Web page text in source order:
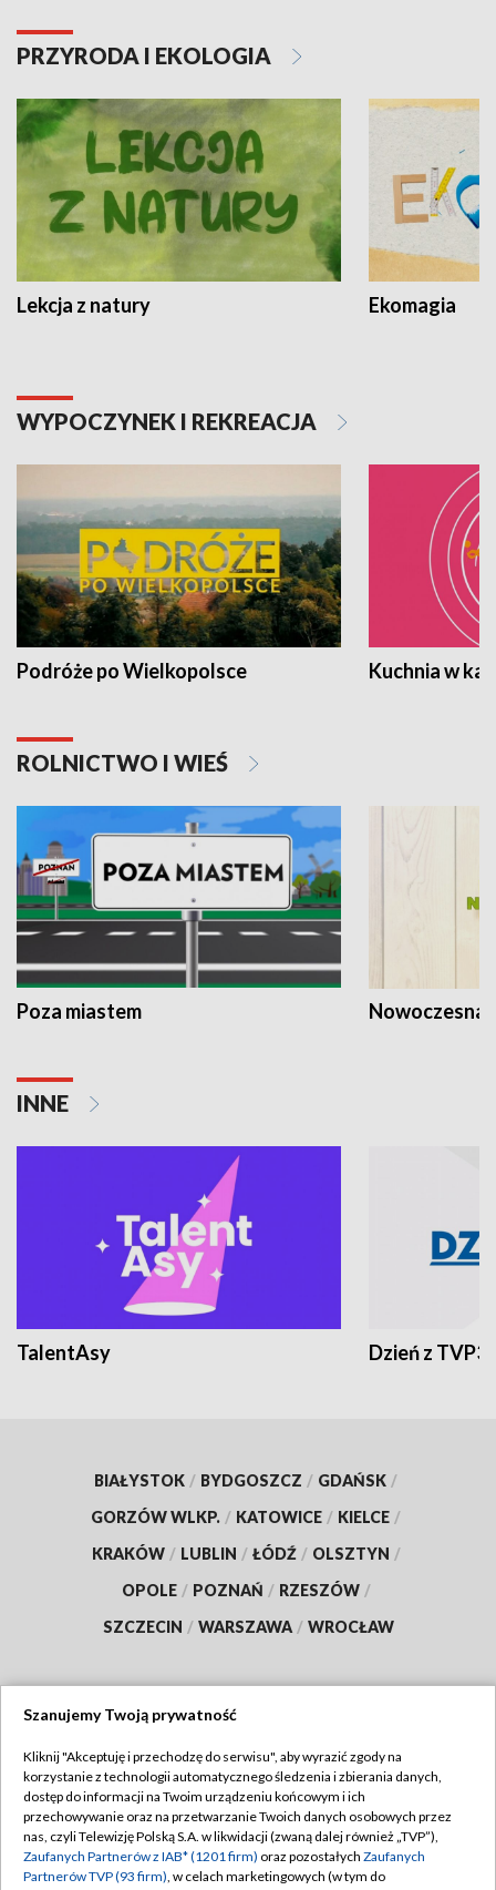
PRZYRODA I EKOLOGIA
Lekcja z natury Ekomagia
WYPOCZYNEK I REKREACJA
Podróże po Wielkopolsce Kuchnia w
ROLNICTWO I WIEŚ
Poza miastem Nowoczesna
INNE
TalentAsy Dzień z TVP3
BIAŁYSTOK / BYDGOSZCZ / GDAŃSK /
GORZÓW WLKP. / KATOWICE / KIELCE /
KRAKÓW / LUBLIN / ŁÓDŹ / OLSZTYN /
OPOLE / POZNAŃ / RZESZÓW /
SZCZECIN / WARSZAWA / WROCŁAW
TVP
Abonament TVP
Emisja w TVP
Regulamin TVP
Polityka prywatności
Szanujemy Twoją prywatność
Kliknij "Akceptuję i przechodzę do serwisu", aby wyrazić zgody na
korzystanie z technologii automatycznego śledzenia i zbierania danych,
dostęp do informacji na Twoim urządzeniu końcowym i ich
przechowywanie oraz na przetwarzanie Twoich danych osobowych przez
nas, czyli Telewizję Polską S.A. w likwidacji (zwaną dalej również „TVP”),
Zaufanych Partnerów z IAB* (1201 firm) oraz pozostałych Zaufanych
Partnerów TVP (93 firm), w celach marketingowych (w tym do